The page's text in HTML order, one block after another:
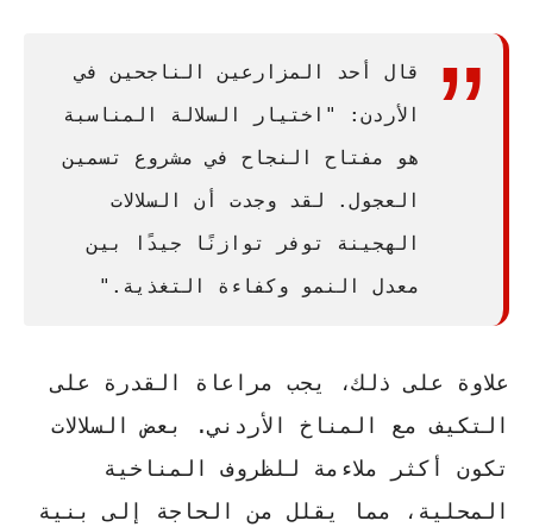
قال أحد المزارعين الناجحين في
الأردن: "اختيار السلالة المناسبة
هو مفتاح النجاح في مشروع
تسمين
العجول . لقد وجدت أن السلالات
الهجينة توفر توازنًا جيدًا بين
معدل النمو وكفاءة التغذية."
علاوة على ذلك، يجب مراعاة
القدرة على
التكيف مع المناخ الأردني. بعض السلالات
تكون أكثر ملاءمة للظروف المناخية
المحلية، مما يقلل من الحاجة إلى بنية